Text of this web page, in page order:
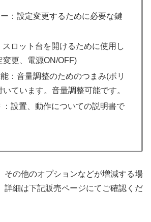
：設定変更するために必要な鍵
スロット台を開けるために使用し
変更、電源ON/OFF)
：音量調整のためのつまみ(ボリ
いています。音量調整可能です。
：設置、動作についての説明書で
その他のオプションなどが増減する場
詳細は下記販売ページにてご確認くだ